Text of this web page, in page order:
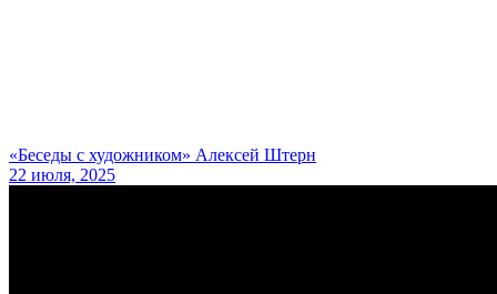
«Беседы с художником» Алексей Штерн
22 июля, 2025